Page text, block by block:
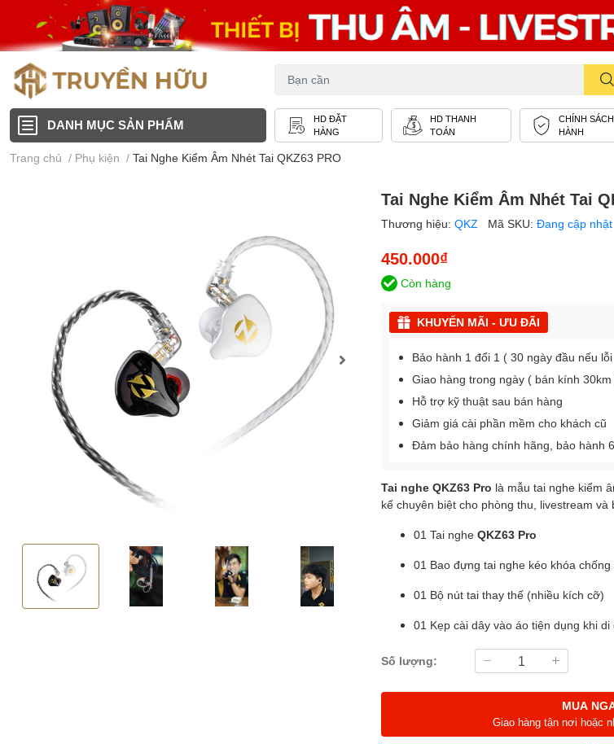
DANH MỤC SẢN PHẨM
HD ĐẶT
HÀNG
HD THANH
TOÁN
CHÍNH
HÀNH
Trang chủ / Phụ kiện / Tai Nghe Kiểm Âm Nhét Tai QKZ63 PRO
Tai Nghe Kiểm Âm Nhét Tai
Thương hiệu: QKZ Mã SKU: Đang cập nhật
450.000₫
Còn hàng
KHUYẾN MÃI - ƯU ĐÃI
Bảo hành 1 đổi 1 ( 30 ngày đầu nếu
Giao hàng trong ngày ( bán kính 30km
Hỗ trợ kỹ thuật sau bán hàng
Giảm giá cài phần mềm cho khách cũ
Đảm bảo hàng chính hãng, bảo hành
Tai nghe QKZ63 Pro là mẫu tai nghe kiểm
kế chuyên biệt cho phòng thu, livestream và
01 Tai nghe QKZ63 Pro
01 Bao đựng tai nghe kéo khóa chống
01 Bộ nút tai thay thế (nhiều kích cỡ)
01 Kẹp cài dây vào áo tiện dụng khi di
Số lượng:
MUA
Giao hàng tận nơi hoặc